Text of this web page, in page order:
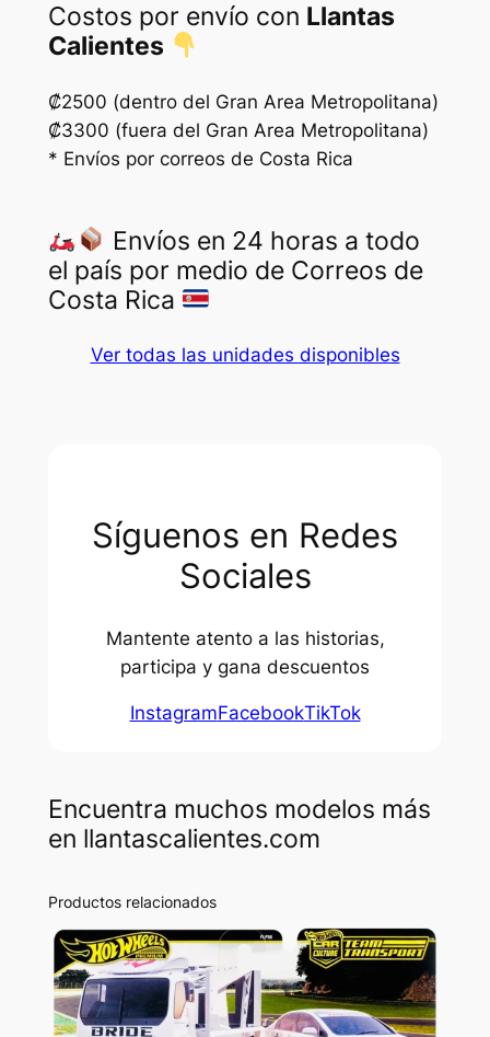
5
0
0
.
0
Costos por envío con Llantas
Calientes
₡2500 (dentro del Gran Area Metropolitana)
₡3300 (fuera del Gran Area Metropolitana)
* Envíos por correos de Costa Rica
Envíos en 24 horas a todo
el país por medio de Correos de
Costa Rica
Ver todas las unidades disponibles
Síguenos en Redes
Sociales
Mantente atento a las historias,
participa y gana descuentos
InstagramFacebookTikTok
Encuentra muchos modelos más
en llantascalientes.com
Productos relacionados